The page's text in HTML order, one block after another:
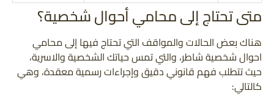
متى تحتاج إلى محامي أحوال شخصية؟
هناك بعض الحالات والمواقف التي تحتاج فيها إلى محامي
احوال شخصية شاطر، والتي تمس حياتك الشخصية والاسرية،
حيث تتطلب فهم قانوني دقيق وإجراءات رسمية معقدة، وهي
كالتالي: